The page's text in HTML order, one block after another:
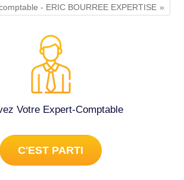
- ERIC BOURREE EXPERTISE
Votre Expert-Comptable
C'EST PARTI